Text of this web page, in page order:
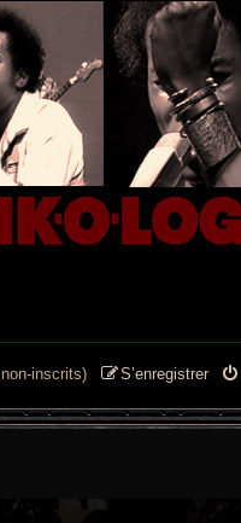
S’enregistrer
inscrits)